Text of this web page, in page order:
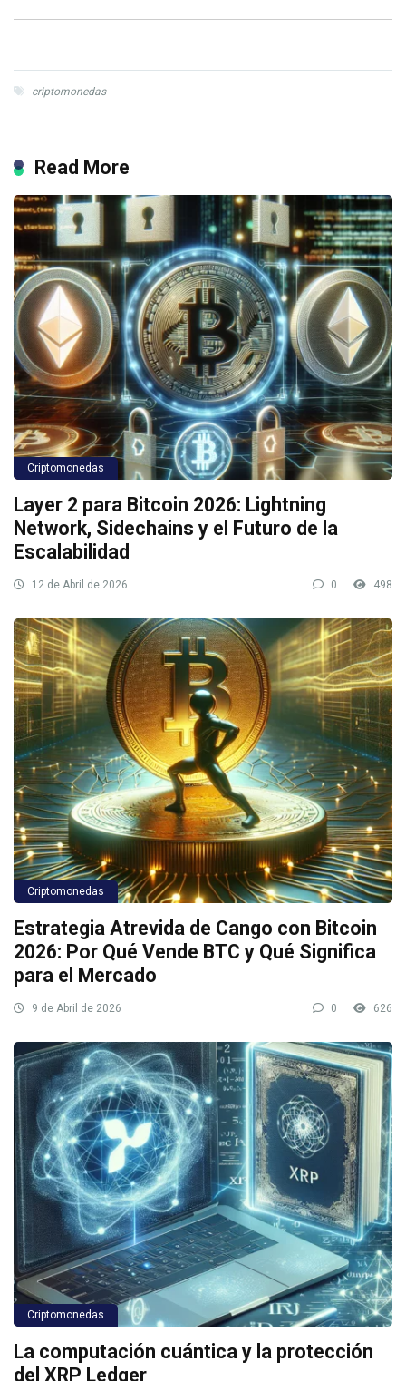
criptomonedas
Read More
Criptomonedas
Layer 2 para Bitcoin 2026: Lightning
Network, Sidechains y el Futuro de la
Escalabilidad
12 de Abril de 2026 0 498
Criptomonedas
Estrategia Atrevida de Cango con Bitcoin
2026: Por Qué Vende BTC y Qué Significa
para el Mercado
9 de Abril de 2026 0 626
Criptomonedas
La computación cuántica y la protección
del XRP Ledger